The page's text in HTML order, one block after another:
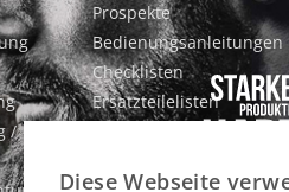
/
Prospekte
Bedienungsanleitungen
Checklisten
Ersatzteilelisten
Diese Webseite